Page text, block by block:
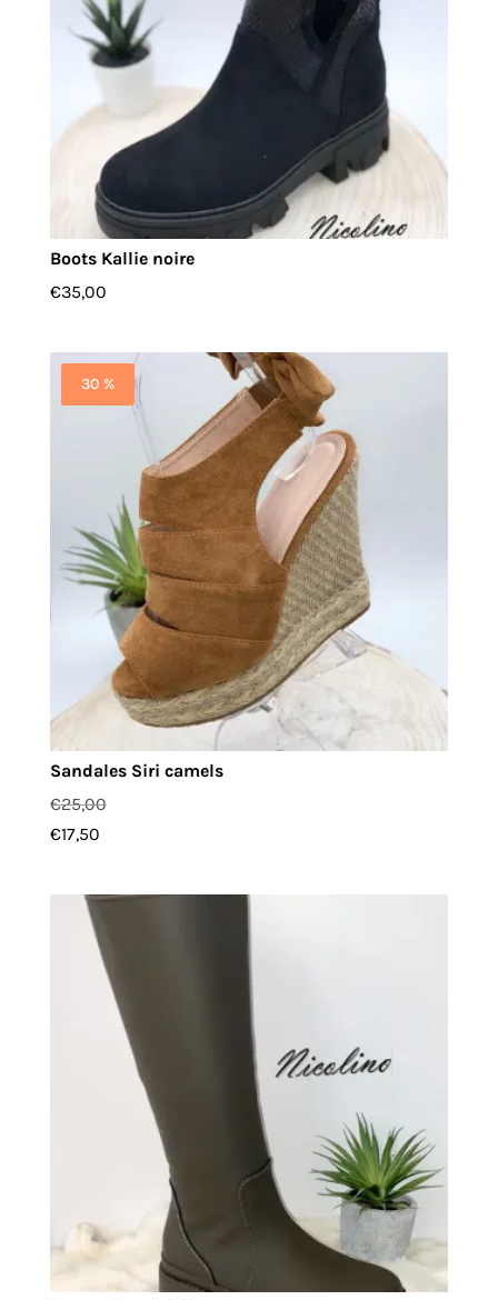
Boots Kallie noire
€35,00
30 %
Sandales Siri camels
€25,00
€17,50